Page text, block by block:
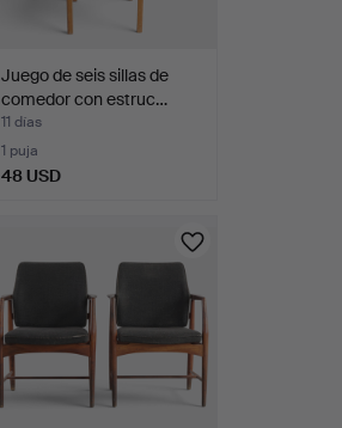
Juego de seis sillas de
comedor con estruc…
11 días
1 puja
48 USD